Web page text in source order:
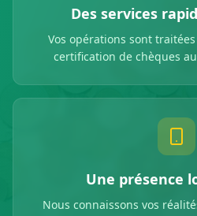
Des services
Vos opérations sont
certification de chèques
Une présence
Nous connaissons vos